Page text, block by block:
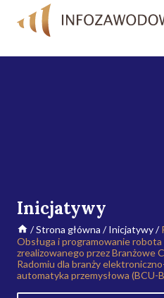
Inicjatywy
/Strona główna /Inicjatywy/
Obsługa i programowanie
zrealizowanego przez Branżowe
Radomiu dla branży
automatyka przemysłowa (BCU-